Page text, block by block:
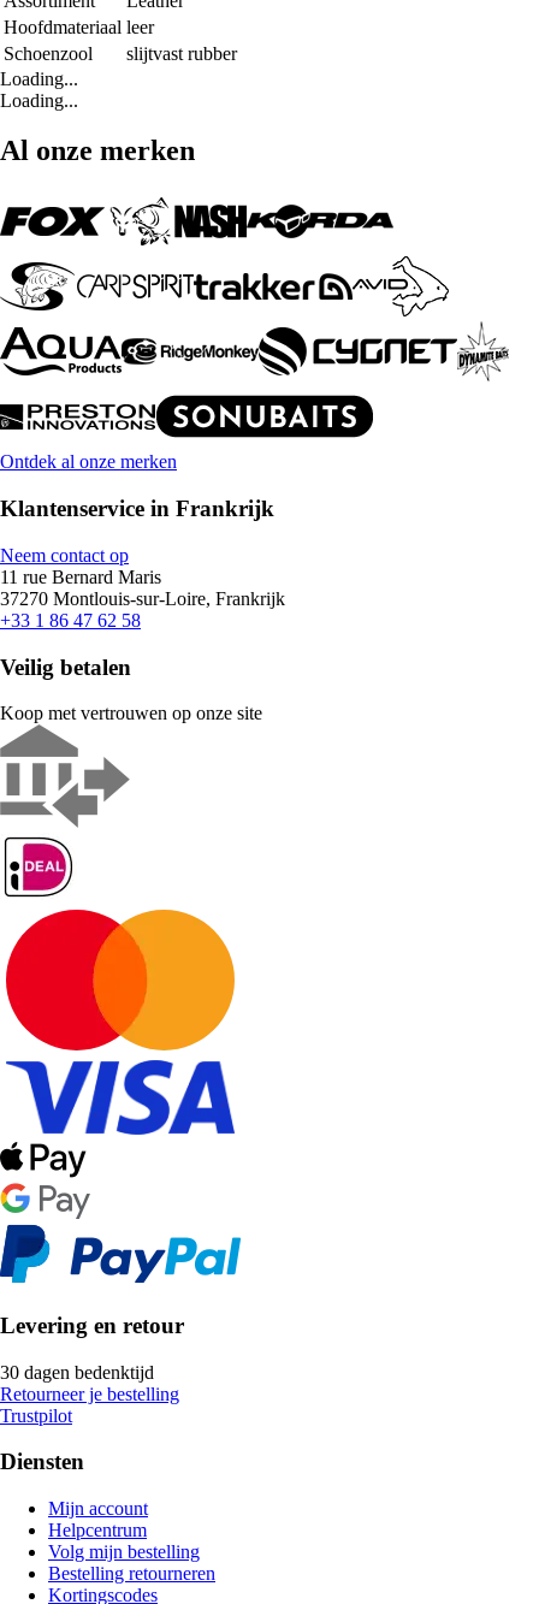
Hoofdmateriaal leer
Schoenzool
slijtvast rubber
Loading...
Loading...
Al onze merken
Ontdek al onze merken
Klantenservice in Frankrijk
Neem contact op
11 rue Bernard Maris
37270 Montlouis-sur-Loire, Frankrijk
+33 1 86 47 62 58
Veilig betalen
Koop met vertrouwen op onze site
Levering en retour
30 dagen bedenktijd
Retourneer je bestelling
Trustpilot
Diensten
Mijn account
Helpcentrum
Volg mijn bestelling
Bestelling retourneren
Kortingscodes